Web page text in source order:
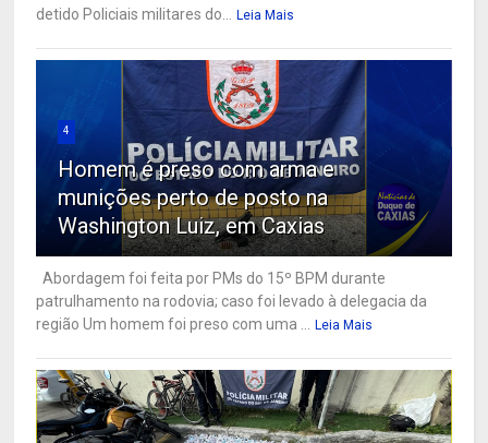
detido Policiais militares do... Leia Mais
4
Homem é preso com arma e
munições perto de posto na
Washington Luiz, em Caxias
Abordagem foi feita por PMs do 15º BPM durante
patrulhamento na rodovia; caso foi levado à delegacia da
região Um homem foi preso com uma ...
Leia Mais